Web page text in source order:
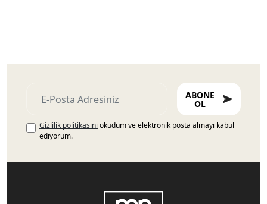
ABONE
OL
Gizlilik politikasını okudum ve elektronik posta almayı kabul
ediyorum.